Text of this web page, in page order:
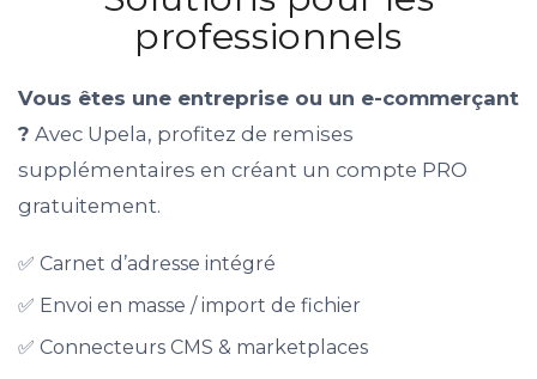
standard). Une fausse déclaration peut
entraîner un surcoût de la part du
transporteur.
professionnels
Vous êtes une entreprise ou un e-commerçant
? Avec Upela, profitez de remises
supplémentaires en créant un compte PRO
gratuitement.
✅ Carnet d’adresse intégré
✅ Envoi en masse / import de fichier
✅ Connecteurs CMS & marketplaces